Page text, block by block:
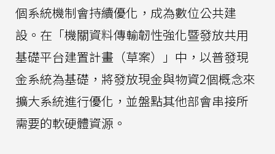
個系統機制會持續優化，成為數位公共建
設。在「機關資料傳輸韌性強化暨發放共用
基礎平台建置計畫（草案）」中，以普發現
金系統為基礎，將發放現金與物資2個概念來
擴大系統進行優化，並盤點其他部會串接所
需要的軟硬體資源。